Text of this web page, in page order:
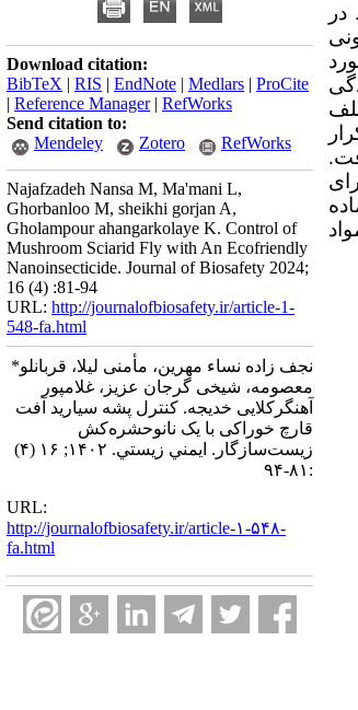
دارای
‌گرم بر لیتر ماده
Download citation:
BibTeX | RIS | EndNote | Medlars | ProCite
| Reference Manager| RefWorks
Send citation to:
Mendeley
Zotero RefWorks
Najafzadeh Nansa M, Ma'mani L,
Ghorbanloo M, sheikhi gorjan A,
Gholampour ahangarkolaye K. Control of
Mushroom Sciarid Fly with An Ecofriendly
Nanoinsecticide. Journal of Biosafety 2024;
16 (4) :81-94
URL: http://journalofbiosafety.ir/article-1-
548-fa.html
نجف زاده نساء مهرین، مأمنی لیلا، قربانلو*
معصومه، شیخی گرجان عزیز، غلامپور
آهنگرکلایی خدیجه. کنترل پشه سیارید آفت
قارچ خوراکی با یک نانوحشره‌کش
زیست‌سازگار. ايمني زيستي. ۱۴۰۲; ۱۶ (۴)
:۸۱-۹۴
URL:
http://journalofbiosafety.ir/article-۱-۵۴۸-
fa.html